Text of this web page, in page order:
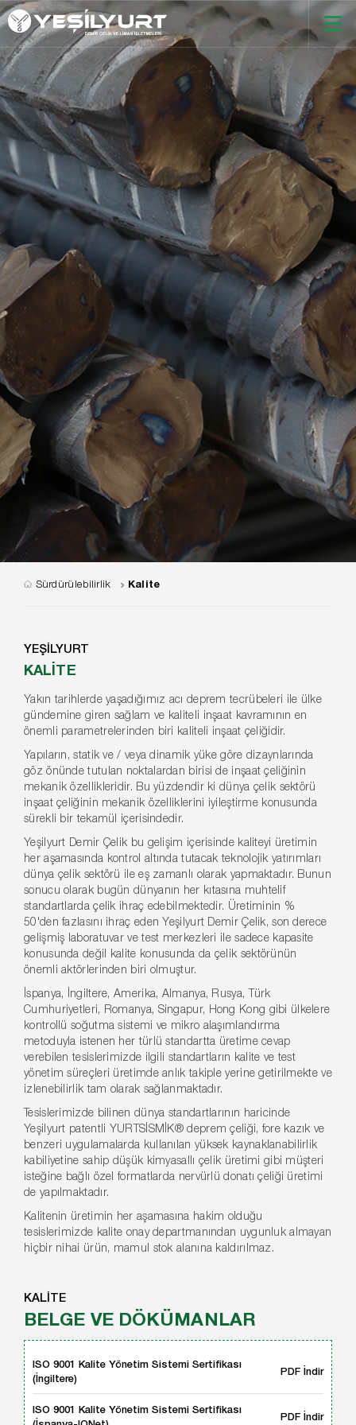
Sürdürülebilirlik Kalite
YEŞİLYURT
KALİTE
Yakın tarihlerde yaşadığımız acı deprem tecrübeleri ile ülke
gündemine giren sağlam ve kaliteli inşaat kavramının en
önemli parametrelerinden biri kaliteli inşaat çeliğidir.
Yapıların, statik ve / veya dinamik yüke göre dizaynlarında
göz önünde tutulan noktalardan birisi de inşaat çeliğinin
mekanik özellikleridir. Bu yüzdendir ki dünya çelik sektörü
inşaat çeliğinin mekanik özelliklerini iyileştirme konusunda
sürekli bir tekamül içerisindedir.
Yeşilyurt Demir Çelik bu gelişim içerisinde kaliteyi üretimin
her aşamasında kontrol altında tutacak teknolojik yatırımları
dünya çelik sektörü ile eş zamanlı olarak yapmaktadır. Bunun
sonucu olarak bugün dünyanın her kıtasına muhtelif
standartlarda çelik ihraç edebilmektedir. Üretiminin %
50'den fazlasını ihraç eden Yeşilyurt Demir Çelik, son derece
gelişmiş laboratuvar ve test merkezleri ile sadece kapasite
konusunda değil kalite konusunda da çelik sektörünün
önemli aktörlerinden biri olmuştur.
İspanya, İngiltere, Amerika, Almanya, Rusya, Türk
Cumhuriyetleri, Romanya, Singapur, Hong Kong gibi ülkelere
kontrollü soğutma sistemi ve mikro alaşımlandırma
metoduyla istenen her türlü standartta üretime cevap
verebilen tesislerimizde ilgili standartların kalite ve test
yönetim süreçleri üretimde anlık takiple yerine getirilmekte ve
izlenebilirlik tam olarak sağlanmaktadır.
Tesislerimizde bilinen dünya standartlarının haricinde
Yeşilyurt patentli YURTSİSMİK® deprem çeliği, fore kazık ve
benzeri uygulamalarda kullanılan yüksek kaynaklanabilirlik
kabiliyetine sahip düşük kimyasallı çelik üretimi gibi müşteri
isteğine bağlı özel formatlarda nervürlü donatı çeliği üretimi
de yapılmaktadır.
Kalitenin üretimin her aşamasına hakim olduğu
tesislerimizde kalite onay departmanından uygunluk almayan
hiçbir nihai ürün, mamul stok alanına kaldırılmaz.
KALİTE
BELGE VE DÖKÜMANLAR
ISO 9001 Kalite Yönetim Sistemi Sertifikası
(İngiltere)
PDF İndir
ISO 9001 Kalite Yönetim Sistemi Sertifikası
PDF İndir